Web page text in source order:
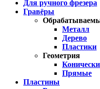
Для ручного фрезера
Гравёры
Металл
Дерево
Пластики
Геометрия
Прямые
Пластины